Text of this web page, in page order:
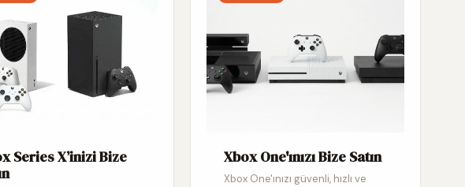
Series X’inizi Bize
Xbox One'ınızı Bize Satın
Xbox One'ınızı güvenli, hızlı ve